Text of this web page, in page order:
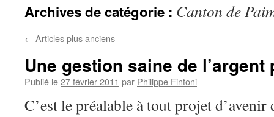
Archives de catégorie : Canton de
← Articles plus anciens
Une gestion saine de l’argent
Publié le27 février 2011 par Philippe Fintoni
C’est le préalable à tout projet